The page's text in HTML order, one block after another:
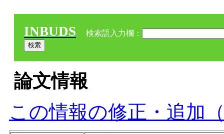
INBUDS 検索語入力欄：
論文情報
この情報の修正・追加